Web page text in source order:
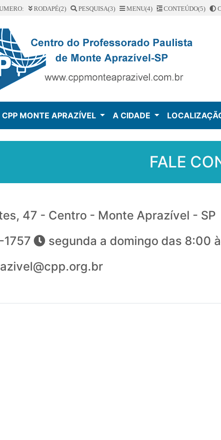
RODAPÉ(2) PESQUISA(3) MENU(4) CONTEÚDO(5)
CPP MONTE APRAZÍVEL A CIDADE
FALE
47 - Centro - Monte Aprazível - SP
1757
segunda a domingo das 8:00